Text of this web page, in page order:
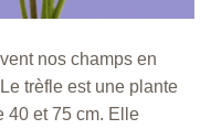
nos champs en
trèfle est une plante
40 et 75 cm. Elle